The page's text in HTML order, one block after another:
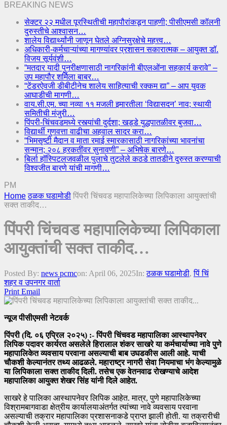
BREAKING NEWS
सेक्टर २२ मधील पूरस्थितीची महापौरांकडून पाहणी; पीसीएमसी कॉलनी
दुरुस्तीचे आश्वासन…
शालेय विद्यार्थ्यांनी जाणून घेतले अग्निसुरक्षेचे महत्त्व…
अधिकारी-कर्मचाऱ्यांच्या मागण्यांवर प्रशासन सकारात्मक – आयुक्त डॉ.
विजय सूर्यवंशी…
“मतदार यादी पुनरीक्षणासाठी नागरिकांनी बीएलओंना सहकार्य करावे” –
उप महापौर शर्मिला बाबर…
“टेंडरऐवजी डीबीटीनेच शालेय साहित्याची रक्कम द्या” – आप युवक
आघाडीची मागणी…
वाय.सी.एम. च्या नव्या ११ मजली इमारतीला ‘विद्यासदन’ नाव; स्थायी
समितीची मंजुरी…
पिंपरी-चिंचवडमध्ये रस्त्यांची दुर्दशा; खड्डे युद्धपातळीवर बुजवा…
विद्यार्थी गुणवत्ता वाढीचा अहवाल सादर करा…
“भिमसृष्टी मैदान व माता रमाई स्मारकासाठी नागरिकांच्या भावनांचा
सन्मान; २०८ हरकतींवर सुनावणी” – अभिषेक बारणे…
बिर्ला हॉस्पिटलजवळील पुलाचे तुटलेले कठडे तातडीने दुरुस्त करण्याची
विश्वजीत बारणे यांची मागणी…
PM
Home ठळक घडामोडी पिंपरी चिंचवड महापालिकेच्या लिपिकाला आयुक्तांची
सक्त ताकीद…
पिंपरी चिंचवड महापालिकेच्या लिपिकाला
आयुक्तांची सक्त ताकीद…
Posted By: news pcmcon: April 06, 2025In:ठळक घडामोडी,पिं चिं
शहर व उपनगर वार्ता
Print Email
न्यूज पीसीएमसी नेटवर्क
पिंपरी (दि. ०६ एप्रिल २०२५) :- पिंपरी चिंचवड महापालिका आस्थापनेवर
लिपिक पदावर कार्यरत असलेले हिरालाल शंकर साखरे या कर्मचार्याच्या नावे पुणे
महापालिकेत व्यवसाय परवाना असल्याची बाब उघडकीस आली आहे. याची
चौकशी केल्यानंतर तथ्य आढळले. महाराष्ट्र नागरी सेवा नियमाचा भंग केल्यामुळे
या लिपिकाला सक्त ताकीद दिली. तसेच एक वेतनवाढ रोखण्याचे आदेश
महापालिका आयुक्त शेखर सिंह यांनी दिले आहेत.
साखरे हे पालिका आस्थापनेवर लिपिक आहेत. मात्र, पुणे महापालिकेच्या
विश्रामबागवाडा क्षेत्रीय कार्यालयाअंतर्गत त्यांच्या नावे व्यवसाय परवाना
असल्याची तक्रार महापालिका प्रशासनाकडे प्राप्त झाली होती. या तक्रारीची